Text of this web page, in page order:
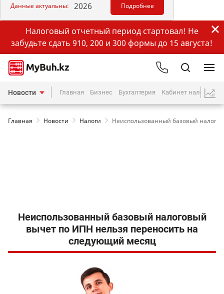
Данные актуальны: 2026 Подробнее
Налоговый отчетный период стартовал! Не
забудьте сдать 910, 200 и 300 формы до 15 августа!
Новости Главная Бизнес Бухгалтерия Кабинет
Главная Новости Налоги Неиспользованный базовый
Неиспользованный базовый налоговый
вычет по ИПН нельзя переносить на
следующий месяц